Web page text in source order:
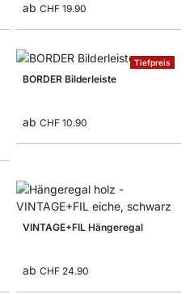
ab CHF 19.90
Tiefpreis
BORDER Bilderleiste
ab CHF 10.90
VINTAGE+FIL Hängeregal
ab CHF 24.90